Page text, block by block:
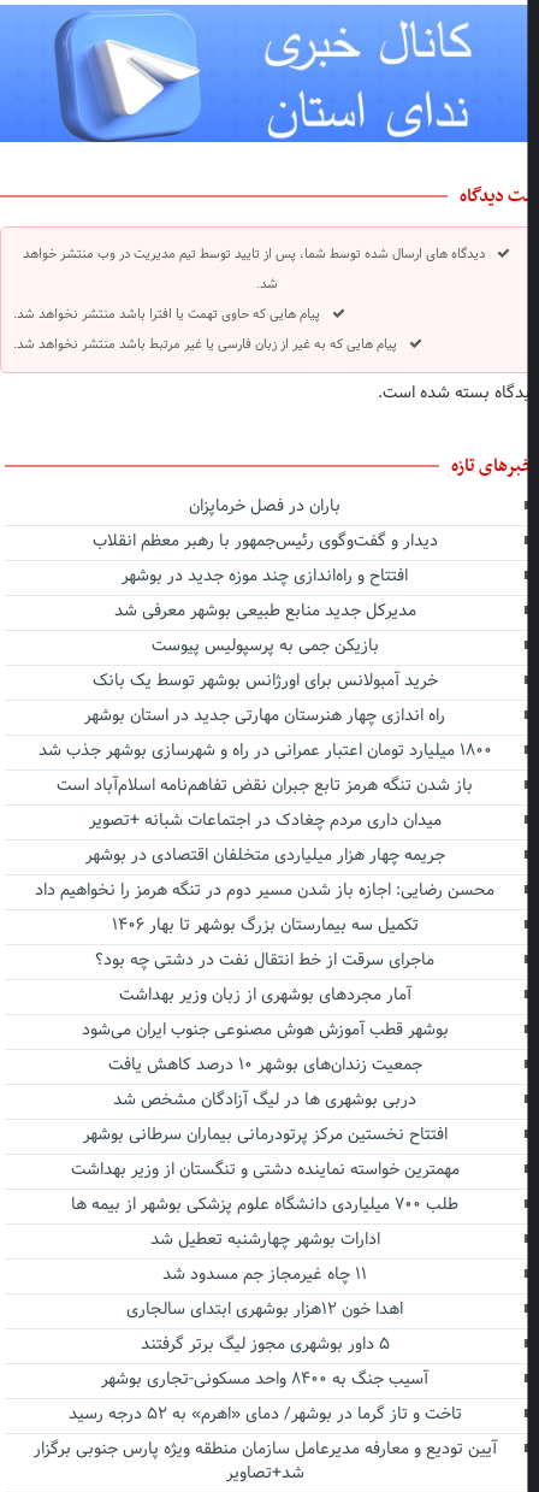
دیدگاه
دیدگاه های ارسال شده توسط شما، پس از تایید توسط تیم مدیریت در وب منتشر خواهد
شد.
پیام هایی که حاوی تهمت یا افترا باشد منتشر نخواهد شد.
پیام هایی که به غیر از زبان فارسی یا غیر مرتبط باشد منتشر نخواهد شد.
بسته شده است.
تازه
باران در فصل خرماپزان
دیدار و گفت‌وگوی رئیس‌جمهور با رهبر معظم انقلاب
افتتاح و راه‌اندازی چند موزه جدید در بوشهر
مدیرکل جدید منابع طبیعی بوشهر معرفی شد
بازیکن جمی به پرسپولیس پیوست
خرید آمبولانس برای اورژانس بوشهر توسط یک بانک
راه اندازی چهار هنرستان مهارتی جدید در استان بوشهر
۱۸۰۰ میلیارد تومان اعتبار عمرانی در راه و شهرسازی بوشهر جذب شد
باز شدن تنگه هرمز تابع جبران نقض تفاهم‌نامه اسلام‌آباد است
میدان داری مردم چغادک در اجتماعات شبانه +تصویر
جریمه چهار هزار میلیاردی متخلفان اقتصادی در بوشهر
محسن رضایی: اجازه باز شدن مسیر دوم در تنگه هرمز را نخواهیم داد
تکمیل سه بیمارستان بزرگ بوشهر تا بهار ۱۴۰۶
ماجرای سرقت از خط انتقال نفت در دشتی چه بود؟
آمار مجردهای بوشهری از زبان وزیر بهداشت
بوشهر قطب آموزش هوش مصنوعی جنوب ایران می‌شود
جمعیت زندان‌های بوشهر ۱۰ درصد کاهش یافت
دربی بوشهری ها در لیگ آزادگان مشخص شد
افتتاح نخستین مرکز پرتودرمانی بیماران سرطانی بوشهر
مهمترین خواسته نماینده دشتی و تنگستان از وزیر بهداشت
طلب ۷۰۰ میلیاردی دانشگاه علوم پزشکی بوشهر از بیمه ها
ادارات بوشهر چهارشنبه تعطیل شد
اهدا خون ۱۲هزار بوشهری ابتدای سالجاری
آسیب جنگ به ۸۴۰۰ واحد مسکونی-تجاری بوشهر
تاخت و تاز گرما در بوشهر/ دمای «اهرم» به ۵۲ درجه رسید
آیین تودیع و معارفه مدیرعامل سازمان منطقه ویژه پارس جنوبی برگزار
شد+تصاویر